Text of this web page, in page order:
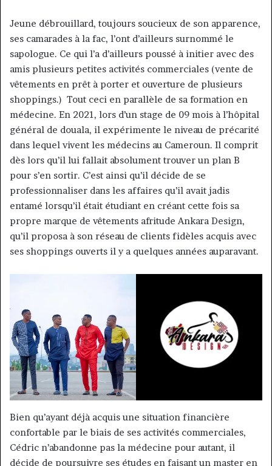
Jeune débrouillard, toujours soucieux de son apparence,
ses camarades à la fac, l’ont d’ailleurs surnommé le
sapologue. Ce qui l’a d’ailleurs poussé à initier avec des
amis plusieurs petites activités commerciales (vente de
vêtements en prêt à porter et ouverture de plusieurs
shoppings.) Tout ceci en parallèle de sa formation en
médecine. En 2021, lors d’un stage de 09 mois à l’hôpital
général de douala, il expérimente le niveau de précarité
dans lequel vivent les médecins au Cameroun. Il comprit
dès lors qu’il lui fallait absolument trouver un plan B
pour s’en sortir. C’est ainsi qu’il décide de se
professionnaliser dans les affaires qu’il avait jadis
entamé lorsqu’il était étudiant en créant cette fois sa
propre marque de vêtements afritude Ankara Design,
qu’il proposa à son réseau de clients fidèles acquis avec
ses shoppings ouverts il y a quelques années auparavant.
Bien qu’ayant déjà acquis une situation financière
confortable par le biais de ses activités commerciales,
Cédric n’abandonne pas la médecine pour autant, il
décide de poursuivre ses études en faisant un master en